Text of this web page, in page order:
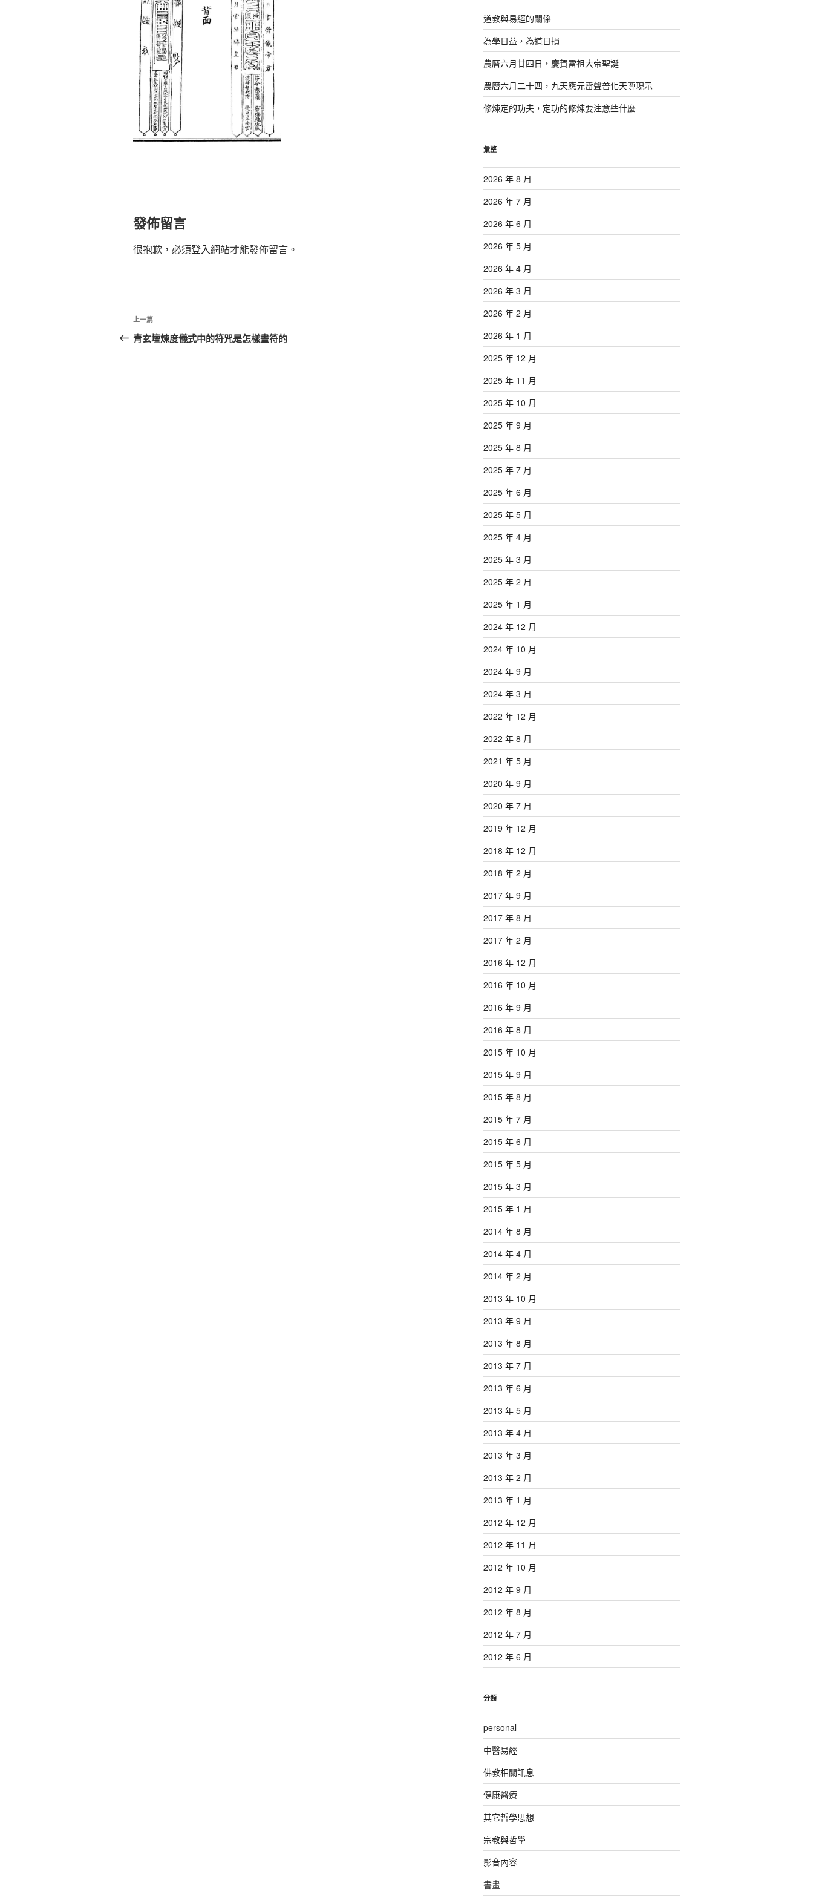
發佈留言
很抱歉，必須登入網站才能發佈留言。
文
章
上
一
上一篇
青玄壇煉度儀式中的符咒是怎樣畫符的
道教與易經的關係
為學日益，為道日損
農曆六月廿四日，慶賀雷祖大帝聖誕
農曆六月二十四，九天應元雷聲普化天尊現示
修煉定的功夫，定功的修煉要注意些什麼
彙整
2026 年 8 月
2026 年 7 月
2026 年 6 月
2026 年 5 月
2026 年 4 月
2026 年 3 月
2026 年 2 月
2026 年 1 月
2025 年 12 月
2025 年 11 月
2025 年 10 月
2025 年 9 月
2025 年 8 月
2025 年 7 月
2025 年 6 月
2025 年 5 月
2025 年 4 月
2025 年 3 月
2025 年 2 月
2025 年 1 月
2024 年 12 月
2024 年 10 月
2024 年 9 月
2024 年 3 月
2022 年 12 月
2022 年 8 月
2021 年 5 月
2020 年 9 月
2020 年 7 月
2019 年 12 月
2018 年 12 月
2018 年 2 月
2017 年 9 月
2017 年 8 月
2017 年 2 月
2016 年 12 月
2016 年 10 月
2016 年 9 月
2016 年 8 月
2015 年 10 月
2015 年 9 月
2015 年 8 月
2015 年 7 月
2015 年 6 月
2015 年 5 月
2015 年 3 月
2015 年 1 月
2014 年 8 月
2014 年 4 月
2014 年 2 月
2013 年 10 月
2013 年 9 月
2013 年 8 月
2013 年 7 月
2013 年 6 月
2013 年 5 月
2013 年 4 月
2013 年 3 月
2013 年 2 月
2013 年 1 月
2012 年 12 月
2012 年 11 月
2012 年 10 月
2012 年 9 月
2012 年 8 月
2012 年 7 月
2012 年 6 月
分類
personal
中醫易經
佛教相關訊息
健康醫療
其它哲學思想
宗教與哲學
影音內容
書畫